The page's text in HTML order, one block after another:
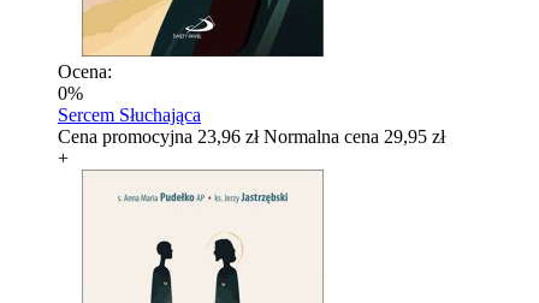
Ocena:
0%
Sercem Słuchająca
Cena promocyjna 23,96 zł Normalna cena 29,95 zł
+